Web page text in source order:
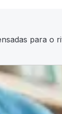
para o